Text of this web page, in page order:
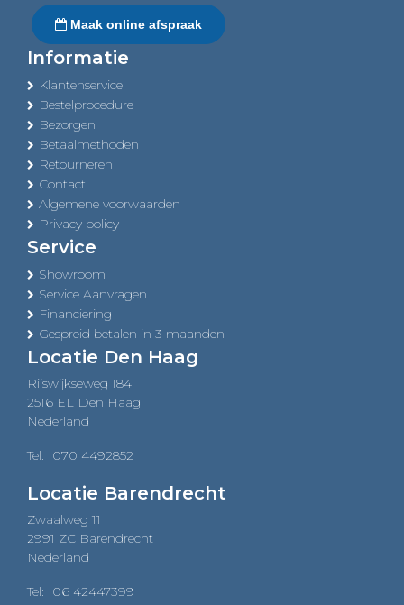
Maak online afspraak
Informatie
Klantenservice
Bestelprocedure
Bezorgen
Betaalmethoden
Retourneren
Contact
Algemene voorwaarden
Privacy policy
Service
Showroom
Service Aanvragen
Financiering
Gespreid betalen in 3 maanden
Locatie Den Haag
Rijswijkseweg 184
2516 EL Den Haag
Nederland
Tel: 070 4492852
Locatie Barendrecht
Zwaalweg 11
2991 ZC Barendrecht
Nederland
Tel: 06 42447399